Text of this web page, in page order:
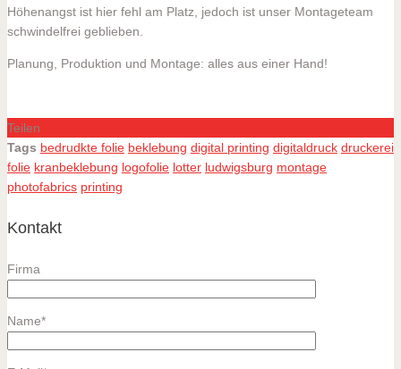
Höhenangst ist hier fehl am Platz, jedoch ist unser Montageteam
schwindelfrei geblieben.
Planung, Produktion und Montage: alles aus einer Hand!
Teilen
Tags bedrudkte folie beklebung digital printing digitaldruck druckerei
folie kranbeklebung logofolie lotter ludwigsburg montage
photofabrics printing
Kontakt
Firma
Name*